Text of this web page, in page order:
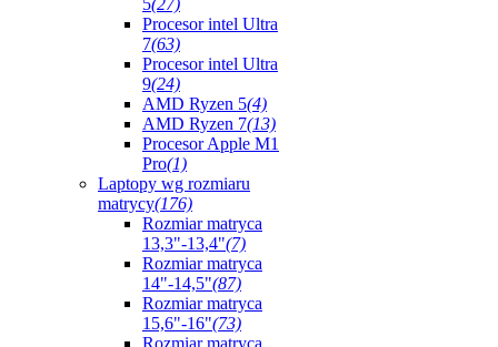
5(27)
Procesor intel Ultra
7(63)
Procesor intel Ultra
9(24)
AMD Ryzen 5(4)
AMD Ryzen 7(13)
Procesor Apple M1
Pro(1)
Laptopy wg rozmiaru
matrycy(176)
Rozmiar matryca
13,3"-13,4"(7)
Rozmiar matryca
14"-14,5"(87)
Rozmiar matryca
15,6"-16"(73)
Rozmiar matryca